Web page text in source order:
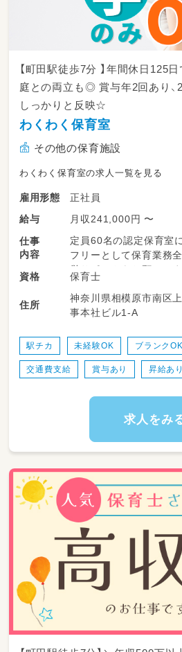
お部屋のお掃除やおも
保護者様へのお出迎え
担任の先生へのスムー
【町田駅徒歩7分 】年間休日125
庭との両立も◎ 賞与年2回あり、
しっかりと反映☆
わくわく保育室
その他の保育施設
わくわく保育室の求人一覧を見る
雇用形態
正社員
給与
月収241,000円 〜
仕事
内容
定員60名の認定保育室
フリーとして保育業務全
営サポートをお願いしま
◆朝の受け入れや夕方
見守りと保護者対応
へのお散歩、季節の製作
ど）
◆食事、着替え、トイレ
◆安全な午睡（お昼寝）
◆指導計画や連絡帳等の
グなど）の企画・準備・実
管理
※クラス運営は周りの
られるため、一人で抱
ん。みんなで助け合い
育をつくっていきましょ
資格 保育士
住所
神奈川県相模原市南区
事本社ビル1-A
駅チカ 未経験OK ブランクOK
交通費支給 賞与あり 昇給あり
求人をみ